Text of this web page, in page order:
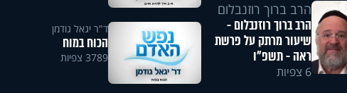
הרב ברוך רוזנבלום
הרב ברוך רוזנבלום -
שיעור מרתק על פרשת
ראה - תשפ"ו
6 צפיות
ד"ר יגאל גודמן
הכוח במוח
3789 צפיות